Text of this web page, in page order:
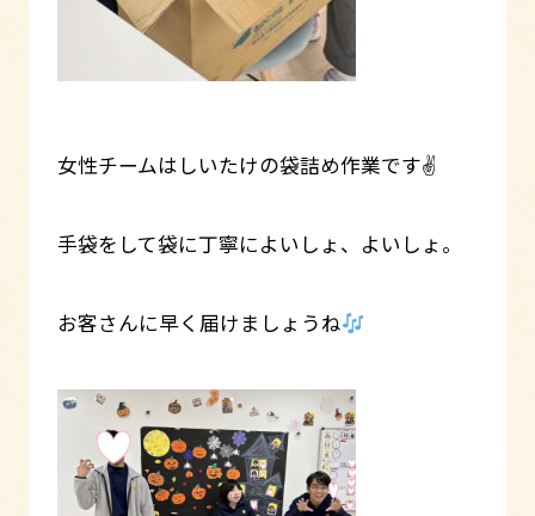
女性チームはしいたけの袋詰め作業です✌
手袋をして袋に丁寧によいしょ、よいしょ。
お客さんに早く届けましょうね